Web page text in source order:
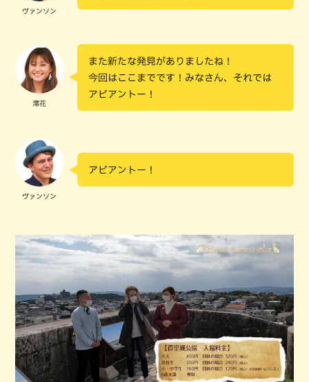
ヴァンソン
澪花
また新たな発見がありましたね！
今回はここまでです！みなさん、それでは
アビアントー！
ヴァンソン
アビアントー！